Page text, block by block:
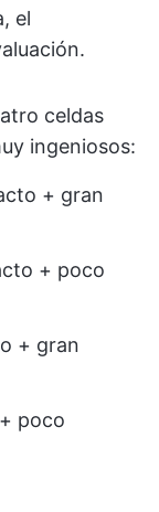
el
celdas
ingeniosos:
+ gran
+ poco
+ gran
poco